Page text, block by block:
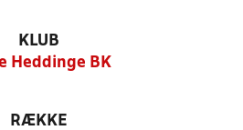
KLUB
Heddinge BK
RÆKKE